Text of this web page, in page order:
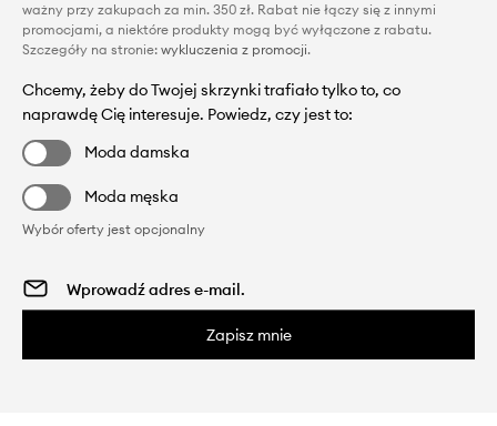
ważny przy zakupach za min. 350 zł. Rabat nie łączy się z innymi
promocjami, a niektóre produkty mogą być wyłączone z rabatu.
Szczegóły na stronie: wykluczenia z promocji.
Chcemy, żeby do Twojej skrzynki trafiało tylko to, co
naprawdę Cię interesuje. Powiedz, czy jest to:
Moda damska
Moda męska
Wybór oferty jest opcjonalny
Zapisz mnie